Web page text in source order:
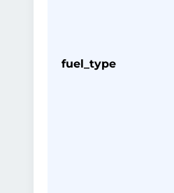
fuel_type